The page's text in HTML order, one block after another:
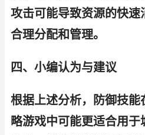
攻击可能导致资源的快
合理分配和管理。
四、小编认为与建议
根据上述分析，防御技
略游戏中可能更适合用